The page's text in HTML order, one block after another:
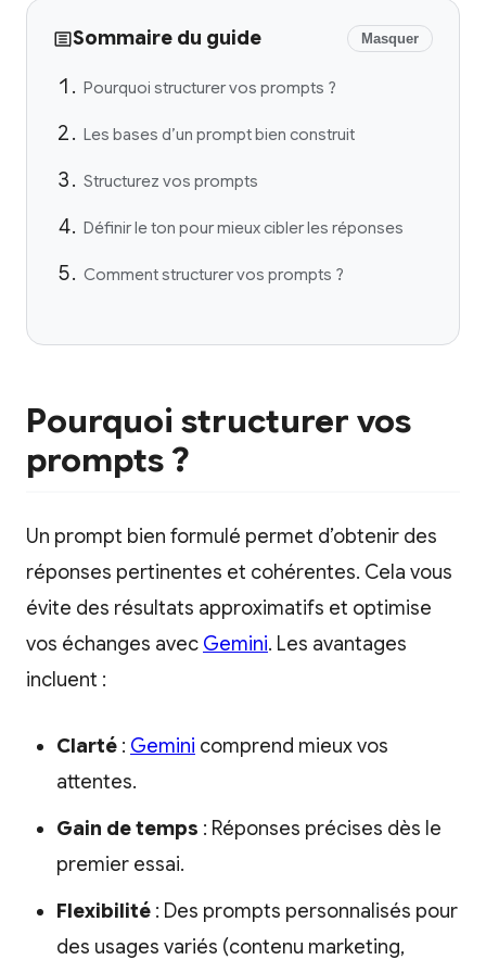
Sommaire du guide Masquer
Pourquoi structurer vos prompts ?
Les bases d’un prompt bien construit
Structurez vos prompts
Définir le ton pour mieux cibler les réponses
Comment structurer vos prompts ?
Pourquoi structurer vos
prompts ?
Un prompt bien formulé permet d’obtenir des
réponses pertinentes et cohérentes. Cela vous
évite des résultats approximatifs et optimise
vos échanges avec Gemini. Les avantages
incluent :
Clarté : Gemini comprend mieux vos
attentes.
Gain de temps : Réponses précises dès le
premier essai.
Flexibilité : Des prompts personnalisés pour
des usages variés (contenu marketing,